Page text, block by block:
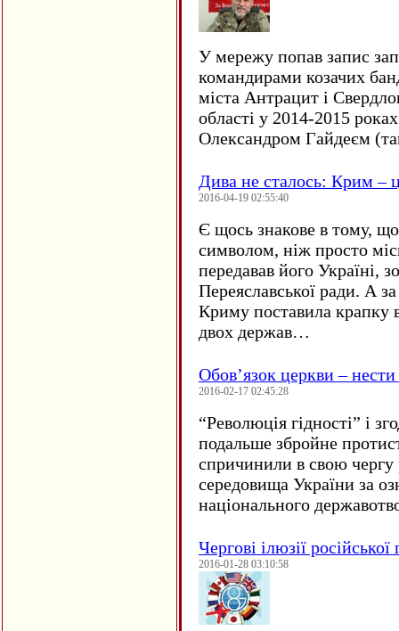
У мережу попав запис
командирами козачих
міста Антрацит і
області у 2014-2015
Олександром Гайдеєм
Дива не сталось: Крим –
2016-04-19 02:55:40
Є щось знакове в тому, що
символом, ніж просто
передавав його Україні,
Переяславської ради. А
Криму поставила крапку
двох держав…
Обов’язок церкви –
2016-02-17 02:45:28
“Революція гідності” і
подальше збройне
спричинили в свою чергу
середовища України за
національного
Чергові ілюзії
2016-01-28 03:10:58